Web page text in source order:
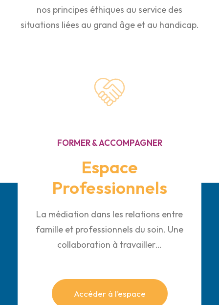
nos principes éthiques au service des
situations liées au grand âge et au handicap.
FORMER & ACCOMPAGNER
Espace
Professionnels
La médiation dans les relations entre
famille et professionnels du soin. Une
collaboration à travailler…
Accéder à l’espace